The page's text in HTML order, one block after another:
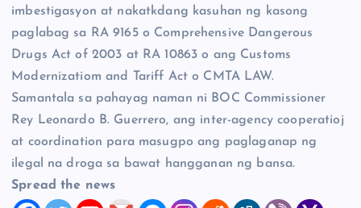
imbestigasyon at nakatkdang kasuhan ng kasong
paglabag sa RA 9165 o Comprehensive Dangerous
Drugs Act of 2003 at RA 10863 o ang Customs
Modernizatiom and Tariff Act o CMTA LAW.
Samantala sa pahayag naman ni BOC Commissioner
Rey Leonardo B. Guerrero, ang inter-agency cooperatioj
at coordination para masugpo ang paglaganap ng
ilegal na droga sa bawat hangganan ng bansa.
Spread the news